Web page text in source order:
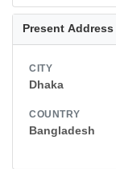
Present Address
CITY
Dhaka
COUNTRY
Bangladesh